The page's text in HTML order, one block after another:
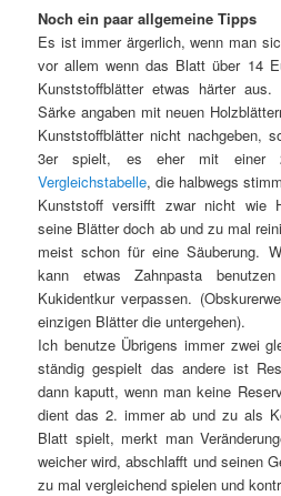
Noch ein paar allgemeine Tipps
Es ist immer ärgerlich, wenn man
vor allem wenn das Blatt über 14
Kunststoffblätter etwas härter
Särke angaben mit neuen
Kunststoffblätter nicht nachgeben,
3er spielt, es eher mit einer
Vergleichstabelle, die halbwegs
Kunststoff versifft zwar nicht wie
seine Blätter doch ab und zu mal
meist schon für eine Säuberung.
kann etwas Zahnpasta
Kukidentkur verpassen.
einzigen Blätter die untergehen).
Ich benutze Übrigens immer zwei
ständig gespielt das andere ist
dann kaputt, wenn man keine
dient das 2. immer ab und zu als
Blatt spielt, merkt man
weicher wird, abschlafft und seinen
zu mal vergleichend spielen und